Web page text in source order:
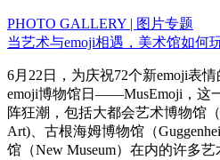
PHOTO GALLERY | 图片专题
当艺术与emoji相遇，美术馆如何
6月22日，为庆祝72个新emoji表情
emoji博物馆日——MusEmoji，这
阵狂潮，包括大都会艺术博物馆（
Art)、古根海姆博物馆（
馆（New Museum）在内的许多